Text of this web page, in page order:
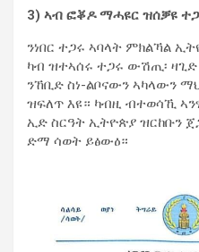
3) ኣብ ፎቖዶ ማሓዩር ዝሰቓዩ
ንነበር ተጋሩ ኣባላት ምክልኻል
ካብ ዝተኣሰሩ ተጋሩ ውሽጢ፡
ንኸቢድ ስነ-ልቦናውን ኣካላውን
ዝፍለጥ እዩ። ካብዚ ብተወሳኺ
ኢድ ስርዓት ኢትዮጵያ ዝርከቡን
ድማ ሳወት ይፅውዕ።